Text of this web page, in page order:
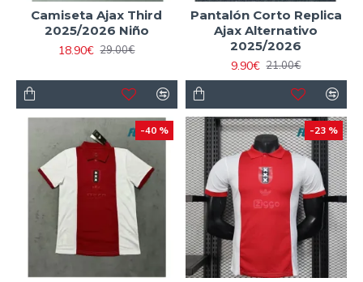
Camiseta Ajax Third
2025/2026 Niño
18.90€ 29.00€
Pantalón Corto Replica
Ajax Alternativo
2025/2026
9.90€ 21.00€
-40 % -23 %